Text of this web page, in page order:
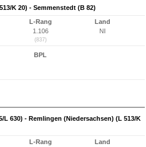
K 20) - Semmenstedt (B 82)
L-Rang
1.106
(837)
Land
NI
BPL
L 630) - Remlingen (Niedersachsen) (L 513/K
L-Rang
Land